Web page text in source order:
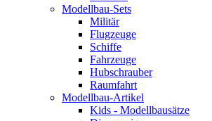
Modellbau-Sets
Militär
Flugzeuge
Schiffe
Fahrzeuge
Hubschrauber
Raumfahrt
Modellbau-Artikel
Kids - Modellbausätze